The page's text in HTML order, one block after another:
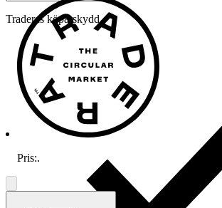
Traderas köparskydd
Pris:.